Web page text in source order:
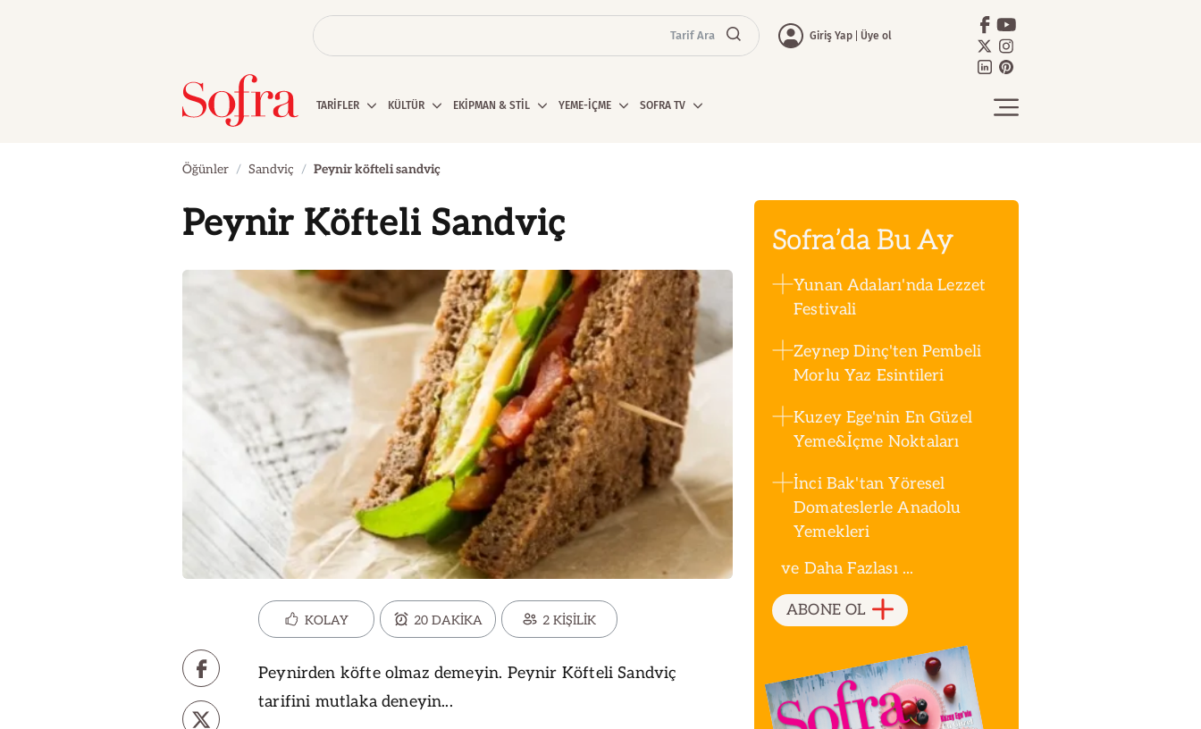
Tarif Ara Giriş Yap Üye ol
TARİFLER KÜLTÜR EKİPMAN & STİL YEME-İÇME SOFRA TV
Öğünler Sandviç Peynir köfteli sandviç
Peynir Köfteli Sandviç
KOLAY 20 DAKİKA 2 KİŞİLİK
Peynirden köfte olmaz demeyin. Peynir Köfteli Sandviç
tarifini mutlaka deneyin...
Sofra’da Bu Ay
Yunan Adaları'nda Lezzet
Festivali
Zeynep Dinç'ten Pembeli
Morlu Yaz Esintileri
Kuzey Ege'nin En Güzel
Yeme&İçme Noktaları
İnci Bak'tan Yöresel
Domateslerle Anadolu
Yemekleri
ve Daha Fazlası ...
ABONE OL